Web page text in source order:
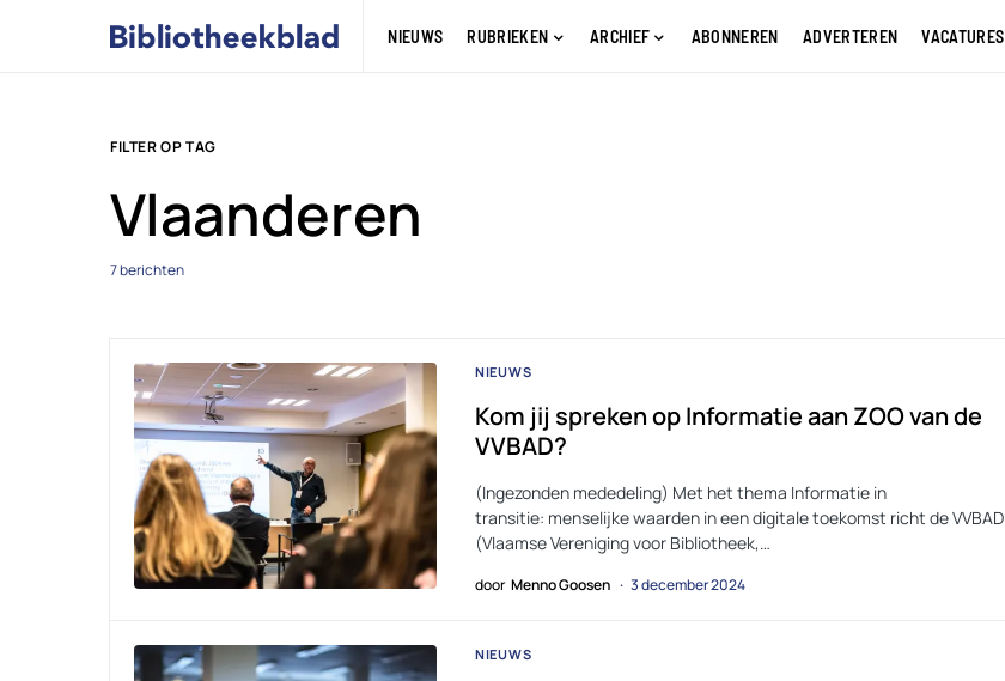
NIEUWS RUBRIEKEN ARCHIEF ABONNEREN ADVERTEREN VACATURES
FILTER OP TAG
Vlaanderen
7 berichten
NIEUWS
Kom jij spreken op Informatie aan ZOO van de
VVBAD?
(Ingezonden mededeling) Met het thema Informatie in
transitie: menselijke waarden in een digitale toekomst richt de VVBAD
(Vlaamse Vereniging voor Bibliotheek,…
door Menno Goosen 3 december 2024
NIEUWS